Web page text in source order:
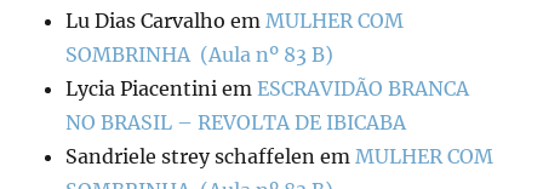
Lu Dias Carvalho em MULHER COM
SOMBRINHA (Aula nº 83 B)
Lycia Piacentini emESCRAVIDÃO BRANCA
NO BRASIL – REVOLTA DE IBICABA
Sandriele strey schaffelen em MULHER COM